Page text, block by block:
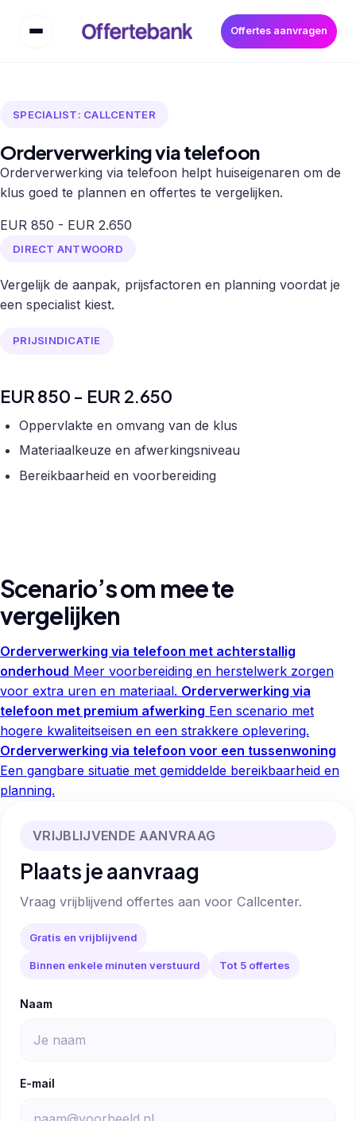
Offertes aanvragen
SPECIALIST: CALLCENTER
Orderverwerking via telefoon
Orderverwerking via telefoon helpt huiseigenaren om de
klus goed te plannen en offertes te vergelijken.
EUR 850 - EUR 2.650
DIRECT ANTWOORD
Vergelijk de aanpak, prijsfactoren en planning voordat je
een specialist kiest.
PRIJSINDICATIE
EUR 850 - EUR 2.650
Oppervlakte en omvang van de klus
Materiaalkeuze en afwerkingsniveau
Bereikbaarheid en voorbereiding
Scenario’s om mee te
vergelijken
Orderverwerking via telefoon met achterstallig
onderhoud Meer voorbereiding en herstelwerk zorgen
voor extra uren en materiaal. Orderverwerking via
telefoon met premium afwerking Een scenario met
hogere kwaliteitseisen en een strakkere oplevering.
Orderverwerking via telefoon voor een tussenwoning
Een gangbare situatie met gemiddelde bereikbaarheid en
planning.
VRIJBLIJVENDE AANVRAAG
Plaats je aanvraag
Vraag vrijblijvend offertes aan voor Callcenter.
Gratis en vrijblijvend
Binnen enkele minuten verstuurd Tot 5 offertes
Naam
E-mail